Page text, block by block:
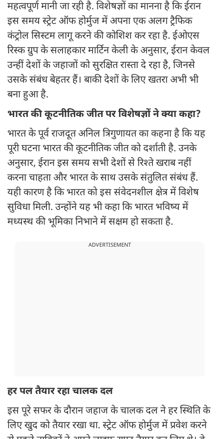
महत्वपूर्ण मानी जा रही है. विशेषज्ञों का मानना है कि ईरान
इस समय स्ट्रेट ऑफ होर्मुज में अपना एक अलग ट्रैफिक
कंट्रोल सिस्टम लागू करने की कोशिश कर रहा है. ईओएस
रिस्क ग्रुप के सलाहकार मार्टिन केली के अनुसार, ईरान केवल
उन्हीं देशों के जहाजों को सुरक्षित रास्ता दे रहा है, जिनसे
उसके संबंध बेहतर हैं। बाकी देशों के लिए खतरा अभी भी
बना हुआ है.
भारत की कूटनीतिक जीत पर विशेषज्ञों ने क्या कहा?
भारत के पूर्व राजदूत अनिल त्रिगुणायत का कहना है कि यह
पूरी घटना भारत की कूटनीतिक जीत को दर्शाती है. उनके
अनुसार, ईरान इस समय सभी देशों से रिश्ते खराब नहीं
करना चाहता और भारत के साथ उसके संतुलित संबंध हैं.
यही कारण है कि भारत को इस संवेदनशील क्षेत्र में विशेष
सुविधा मिली. उन्होंने यह भी कहा कि भारत भविष्य में
मध्यस्थ की भूमिका निभाने में सक्षम हो सकता है.
ADVERTISEMENT
हर पल तैयार रहा चालक दल
इस पूरे सफर के दौरान जहाज के चालक दल ने हर स्थिति के
लिए खुद को तैयार रखा था. स्ट्रेट ऑफ होर्मुज में प्रवेश करने